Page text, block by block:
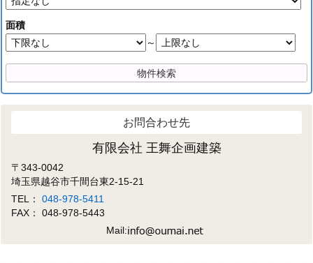
面積
～
お問合わせ先
有限会社 王舞企画建築
〒343-0042
埼玉県越谷市千間台東2-15-21
TEL：048-978-5411
FAX： 048-978-5443
Mail: